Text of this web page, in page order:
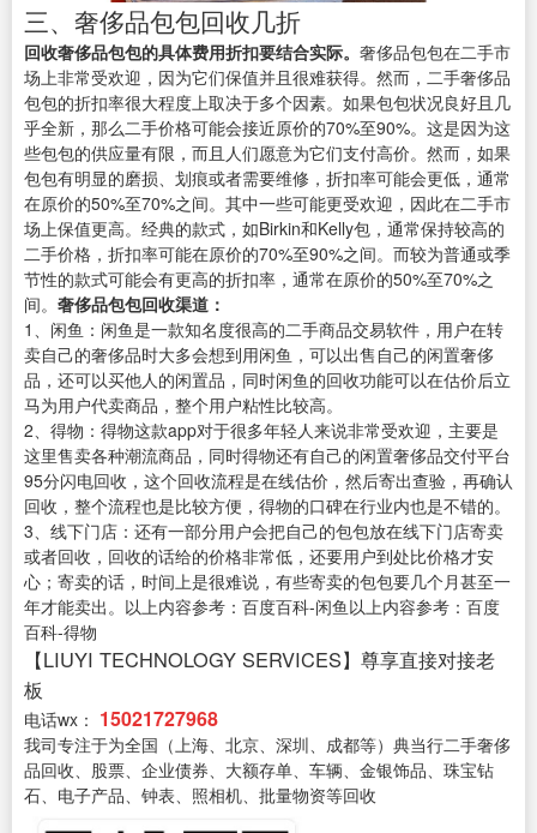
三、奢侈品包包回收几折
回收奢侈品包包的具体费用折扣要结合实际。 奢侈品包包在二手市
场上非常受欢迎，因为它们保值并且很难获得。然而，二手奢侈品
包包的折扣率很大程度上取决于多个因素。如果包包状况良好且几
乎全新，那么二手价格可能会接近原价的70%至90%。这是因为这
些包包的供应量有限，而且人们愿意为它们支付高价。然而，如果
包包有明显的磨损、划痕或者需要维修，折扣率可能会更低，通常
在原价的50%至70%之间。其中一些可能更受欢迎，因此在二手市
场上保值更高。经典的款式，如Birkin和Kelly包，通常保持较高的
二手价格，折扣率可能在原价的70%至90%之间。而较为普通或季
节性的款式可能会有更高的折扣率，通常在原价的50%至70%之
间。 奢侈品包包回收渠道：
1、闲鱼：闲鱼是一款知名度很高的二手商品交易软件，用户在转
卖自己的奢侈品时大多会想到用闲鱼，可以出售自己的闲置奢侈
品，还可以买他人的闲置品，同时闲鱼的回收功能可以在估价后立
马为用户代卖商品，整个用户粘性比较高。
2、得物：得物这款app对于很多年轻人来说非常受欢迎，主要是
这里售卖各种潮流商品，同时得物还有自己的闲置奢侈品交付平台
95分闪电回收，这个回收流程是在线估价，然后寄出查验，再确认
回收，整个流程也是比较方便，得物的口碑在行业内也是不错的。
3、线下门店：还有一部分用户会把自己的包包放在线下门店寄卖
或者回收，回收的话给的价格非常低，还要用户到处比价格才安
心；寄卖的话，时间上是很难说，有些寄卖的包包要几个月甚至一
年才能卖出。以上内容参考：百度百科-闲鱼以上内容参考：百度
百科-得物
【LIUYI TECHNOLOGY SERVICES】尊享直接对接老
板
电话wx： 15021727968
我司专注于为全国（上海、北京、深圳、成都等）典当行二手奢侈
品回收、股票、企业债券、大额存单、车辆、金银饰品、珠宝钻
石、电子产品、钟表、照相机、批量物资等回收